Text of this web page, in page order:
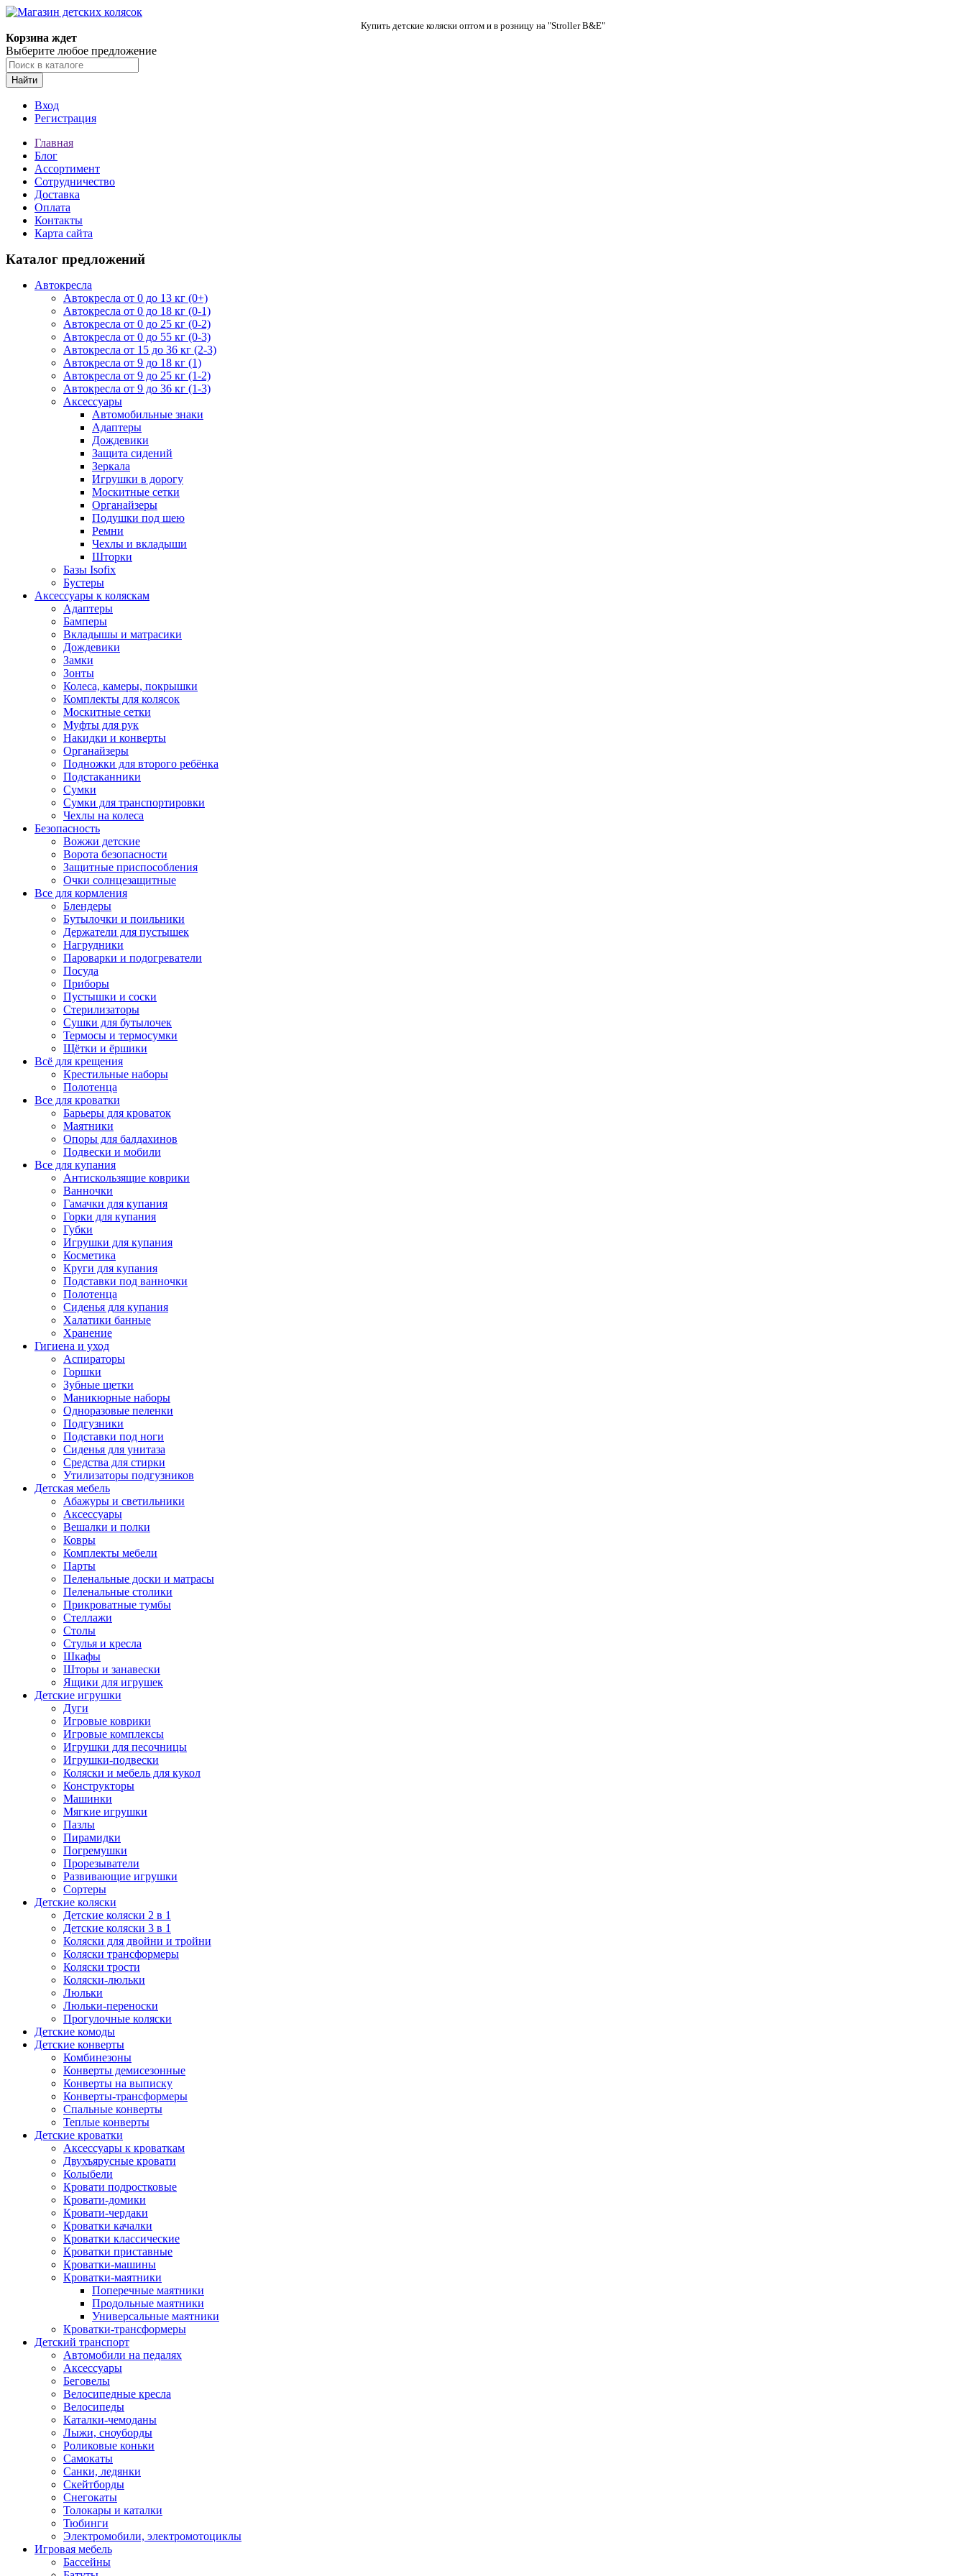
Купить детские коляски оптом и в розницу на "Stroller B&E"
Корзина ждет
Выберите любое предложение
Найти
Вход
Регистрация
Главная
Блог
Ассортимент
Сотрудничество
Доставка
Оплата
Контакты
Карта сайта
Каталог предложений
Автокресла
Автокресла от 0 до 13 кг (0+)
Автокресла от 0 до 18 кг (0-1)
Автокресла от 0 до 25 кг (0-2)
Автокресла от 0 до 55 кг (0-3)
Автокресла от 15 до 36 кг (2-3)
Автокресла от 9 до 18 кг (1)
Автокресла от 9 до 25 кг (1-2)
Автокресла от 9 до 36 кг (1-3)
Аксессуары
Автомобильные знаки
Адаптеры
Дождевики
Защита сидений
Зеркала
Игрушки в дорогу
Москитные сетки
Органайзеры
Подушки под шею
Ремни
Чехлы и вкладыши
Шторки
Базы Isofix
Бустеры
Аксессуары к коляскам
Адаптеры
Бамперы
Вкладышы и матрасики
Дождевики
Замки
Зонты
Колеса, камеры, покрышки
Комплекты для колясок
Москитные сетки
Муфты для рук
Накидки и конверты
Органайзеры
Подножки для второго ребёнка
Подстаканники
Сумки
Сумки для транспортировки
Чехлы на колеса
Безопасность
Вожжи детские
Ворота безопасности
Защитные приспособления
Очки солнцезащитные
Все для кормления
Блендеры
Бутылочки и поильники
Держатели для пустышек
Нагрудники
Пароварки и подогреватели
Посуда
Приборы
Пустышки и соски
Стерилизаторы
Сушки для бутылочек
Термосы и термосумки
Щётки и ёршики
Всё для крещения
Крестильные наборы
Полотенца
Все для кроватки
Барьеры для кроваток
Маятники
Опоры для балдахинов
Подвески и мобили
Все для купания
Антискользящие коврики
Ванночки
Гамачки для купания
Горки для купания
Губки
Игрушки для купания
Косметика
Круги для купания
Подставки под ванночки
Полотенца
Сиденья для купания
Халатики банные
Хранение
Гигиена и уход
Аспираторы
Горшки
Зубные щетки
Маникюрные наборы
Одноразовые пеленки
Подгузники
Подставки под ноги
Сиденья для унитаза
Средства для стирки
Утилизаторы подгузников
Детская мебель
Абажуры и светильники
Аксессуары
Вешалки и полки
Ковры
Комплекты мебели
Парты
Пеленальные доски и матрасы
Пеленальные столики
Прикроватные тумбы
Стеллажи
Столы
Стулья и кресла
Шкафы
Шторы и занавески
Ящики для игрушек
Детские игрушки
Дуги
Игровые коврики
Игровые комплексы
Игрушки для песочницы
Игрушки-подвески
Коляски и мебель для кукол
Конструкторы
Машинки
Мягкие игрушки
Пазлы
Пирамидки
Погремушки
Прорезыватели
Развивающие игрушки
Сортеры
Детские коляски
Детские коляски 2 в 1
Детские коляски 3 в 1
Коляски для двойни и тройни
Коляски трансформеры
Коляски трости
Коляски-люльки
Люльки
Люльки-переноски
Прогулочные коляски
Детские комоды
Детские конверты
Комбинезоны
Конверты демисезонные
Конверты на выписку
Конверты-трансформеры
Спальные конверты
Теплые конверты
Детские кроватки
Аксессуары к кроваткам
Двухъярусные кровати
Колыбели
Кровати подростковые
Кровати-домики
Кровати-чердаки
Кроватки качалки
Кроватки классические
Кроватки приставные
Кроватки-машины
Кроватки-маятники
Поперечные маятники
Продольные маятники
Универсальные маятники
Кроватки-трансформеры
Детский транспорт
Автомобили на педалях
Аксессуары
Беговелы
Велосипедные кресла
Велосипеды
Каталки-чемоданы
Лыжи, сноуборды
Роликовые коньки
Самокаты
Санки, ледянки
Скейтборды
Снегокаты
Толокары и каталки
Тюбинги
Электромобили, электромотоциклы
Игровая мебель
Бассейны